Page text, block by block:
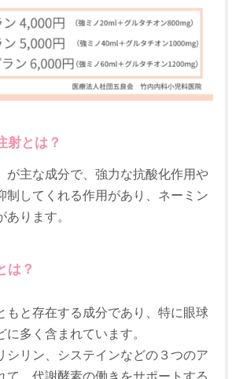
射とは？
が主な成分で、強力な抗酸化作用や
制してくれる作用があり、ネーミン
あります。
は？
もと存在する成分であり、特に眼球
多く含まれています。
シリン、システインなどの３つのア
て、代謝酵素の働きをサポートする